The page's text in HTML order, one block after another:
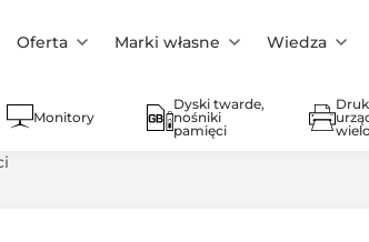
Oferta Marki własne Wiedza
Monitory
Dyski twarde,
nośniki
pamięci